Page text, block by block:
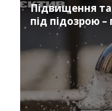
Підвищення
під підозрою